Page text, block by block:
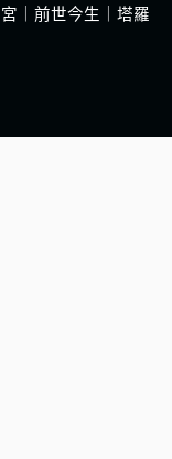
｜前世今生｜塔羅